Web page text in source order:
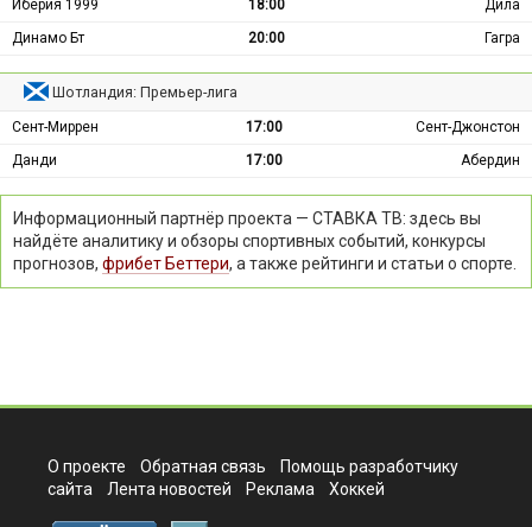
Иберия 1999 18:00
Дила
Динамо Бт
20:00 Гагра
Шотландия: Премьер-лига
Сент-Миррен 17:00
Сент-Джонстон
Данди
17:00 Абердин
Информационный партнёр проекта — СТАВКА ТВ: здесь вы
найдёте аналитику и обзоры спортивных событий, конкурсы
прогнозов, фрибет Беттери, а также рейтинги и статьи о спорте.
О проекте Обратная связь
Помощь разработчику
сайта
Лента новостей Реклама Хоккей